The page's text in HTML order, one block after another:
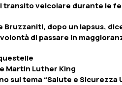
transito veicolare durante le
dopo un lapsus,
di passare in
Martin Luther King
sul tema “Salute e Sicurezza